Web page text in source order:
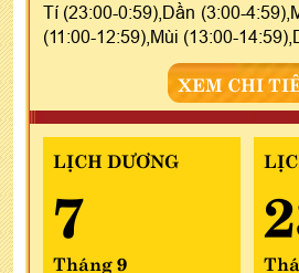
Tí (23:00-0:59),Dần (3:00-
(11:00-12:59),Mùi (13:00-
XEM CHI
LỊCH DƯƠNG
7
Tháng 9